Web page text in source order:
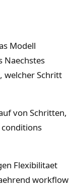
Modell
Naechstes
welcher Schritt
von Schritten,
conditions
Flexibilitaet
workflow